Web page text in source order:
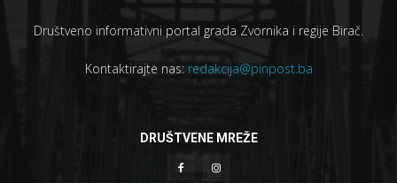
Društveno informativni portal grada Zvornika i regije Birač.
Kontaktirajte nas: redakcija@pinpost.ba
DRUŠTVENE MREŽE